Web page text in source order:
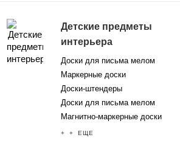
Детские предметы
интерьера
Доски для письма мелом
Маркерные доски
Доски-штендеры
Доски для письма мелом
Магнитно-маркерные доски
+ + ЕЩЕ